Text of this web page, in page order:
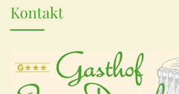
Kontakt